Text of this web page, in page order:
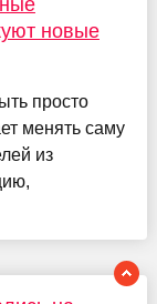
новые
просто
менять саму
из